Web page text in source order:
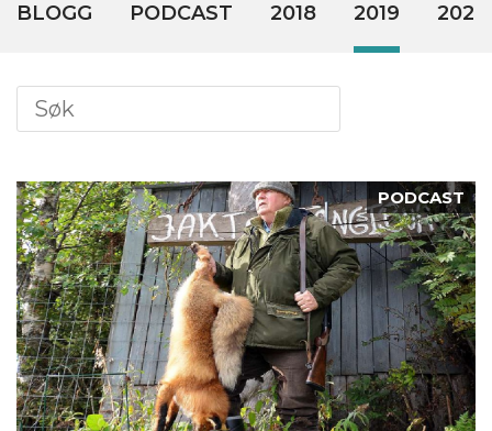
BLOGG PODCAST 2018 2019 2020
PODCAST